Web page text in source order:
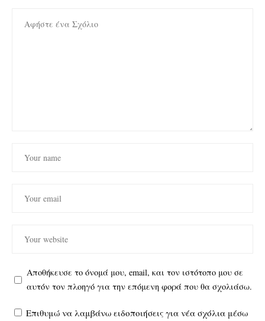
Αποθήκευσε το όνομά μου, email, και τον ιστότοπο μου σε
αυτόν τον πλοηγό για την επόμενη φορά που θα σχολιάσω.
Επιθυμώ να λαμβάνω ειδοποιήσεις για νέα σχόλια μέσω